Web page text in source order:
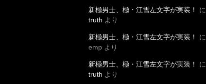
新極男士、極・江雪左文字が実装！
に
truth より
新極男士、極・江雪左文字が実装！
に
emp より
新極男士、極・江雪左文字が実装！
に
truth より